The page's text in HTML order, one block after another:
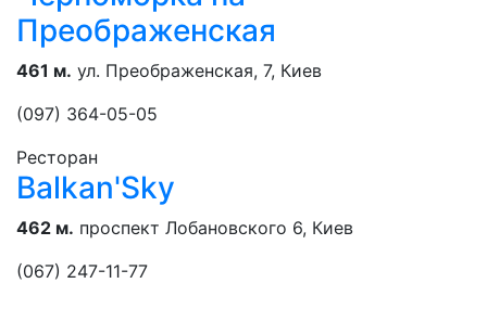
Преображенская
461 м. ул. Преображенская, 7, Киев
(097) 364-05-05
Ресторан
Balkan'Sky
462 м. проспект Лобановского 6, Киев
(067) 247-11-77